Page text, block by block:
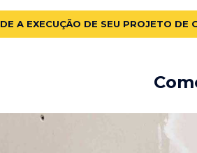
A EXECUÇÃO DE SEU PROJETO DE